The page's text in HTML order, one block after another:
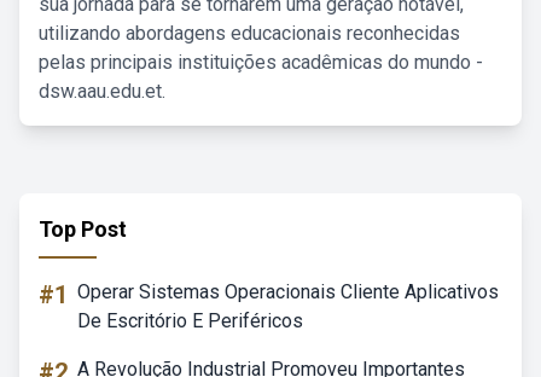
utilizando abordagens educacionais reconhecidas
pelas principais instituições acadêmicas do mundo -
dsw.aau.edu.et.
Top Post
#1 Operar Sistemas Operacionais Cliente Aplicativos
De Escritório E Periféricos
A Revolução Industrial Promoveu Importantes